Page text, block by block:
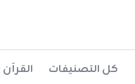
كل التصنيفات